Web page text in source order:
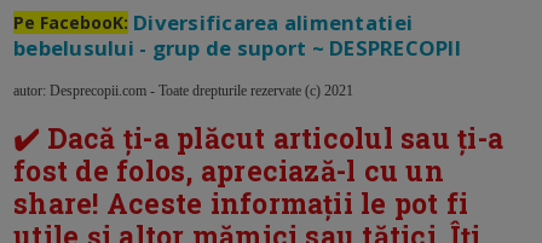
Pe FacebooK: Diversificarea alimentatiei
bebelusului - grup de suport ~ DESPRECOPII
autor: Desprecopii.com - Toate drepturile rezervate (c) 2021
✔️ Dacă ți-a plăcut articolul sau ți-a
fost de folos, apreciază-l cu un
share! Aceste informații le pot fi
utile și altor mămici sau tătici. Îți